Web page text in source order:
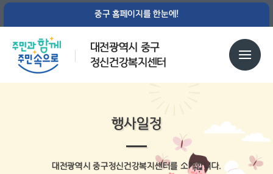
중구 홈페이지를 한눈에!
대전광역시 중구
정신건강복지센터
행사일정
대전광역시 중구정신건강복지센터를 소개합니다.